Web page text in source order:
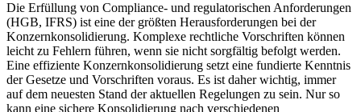
Die Erfüllung von Compliance- und regulatorischen Anforderungen
(HGB, IFRS) ist eine der größten Herausforderungen bei der
Konzernkonsolidierung. Komplexe rechtliche Vorschriften können
leicht zu Fehlern führen, wenn sie nicht sorgfältig befolgt werden.
Eine effiziente Konzernkonsolidierung setzt eine fundierte Kenntnis
der Gesetze und Vorschriften voraus. Es ist daher wichtig, immer
auf dem neuesten Stand der aktuellen Regelungen zu sein. Nur so
kann eine sichere Konsolidierung nach verschiedenen